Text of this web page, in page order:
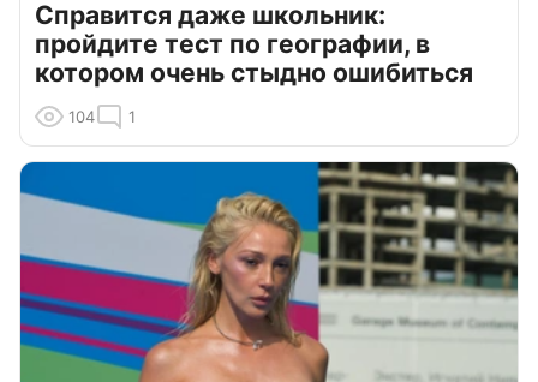
Справится даже школьник:
пройдите тест по географии, в
котором очень стыдно ошибиться
104 1